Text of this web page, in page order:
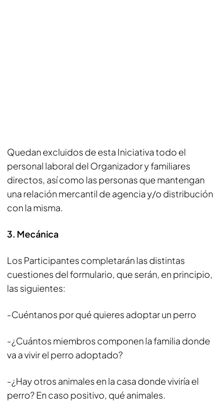
Quedan excluidos de esta Iniciativa todo el
personal laboral del Organizador y familiares
directos, así como las personas que mantengan
una relación mercantil de agencia y/o distribución
con la misma.
3. Mecánica
Los Participantes completarán las distintas
cuestiones del formulario, que serán, en principio,
las siguientes:
-Cuéntanos por qué quieres adoptar un perro
-¿Cuántos miembros componen la familia donde
va a vivir el perro adoptado?
-¿Hay otros animales en la casa donde viviría el
perro? En caso positivo, qué animales.